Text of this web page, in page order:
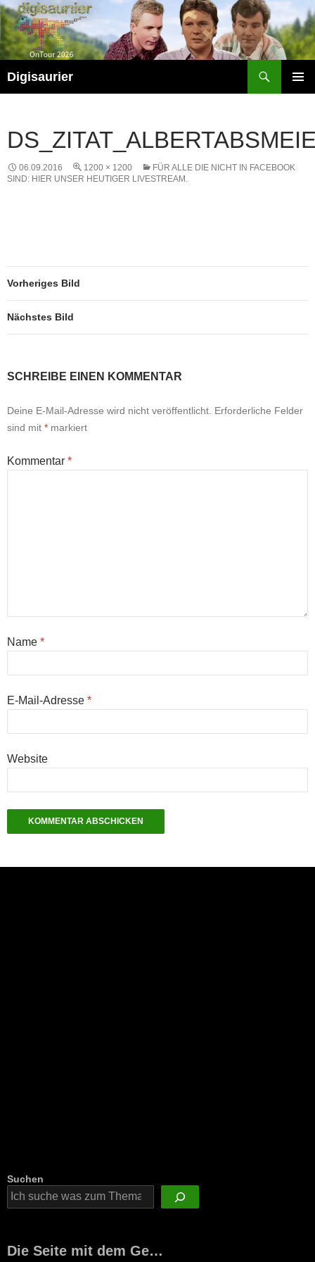
Zum
Inhalt
springen
Digisaurier
06.09.2016 1200 × 1200
FÜR ALLE DIE NICHT IN FACEBOOK
SIND: HIER UNSER HEUTIGER LIVESTREAM.
Vorheriges Bild
Nächstes Bild
SCHREIBE EINEN KOMMENTAR
Deine E-Mail-Adresse wird nicht veröffentlicht. Erforderliche Felder
sind mit * markiert
Kommentar *
Name *
E-Mail-Adresse *
Website
Suchen
Die Seite mit dem Ge…